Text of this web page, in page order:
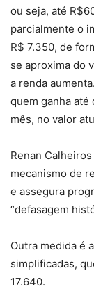
ou seja, até
parcialmente o
R$ 7.350, de
se aproxima do
a renda
quem ganha
mês, no valor
Renan
mecanismo de
e assegura
“defasagem
Outra medida é
simplificadas,
17.640.